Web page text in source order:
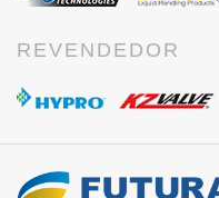
REVENDEDOR